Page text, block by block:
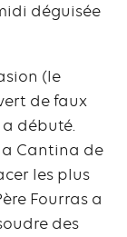
déguisée
(le
de faux
débuté.
Cantina de
les plus
Fourras a
des